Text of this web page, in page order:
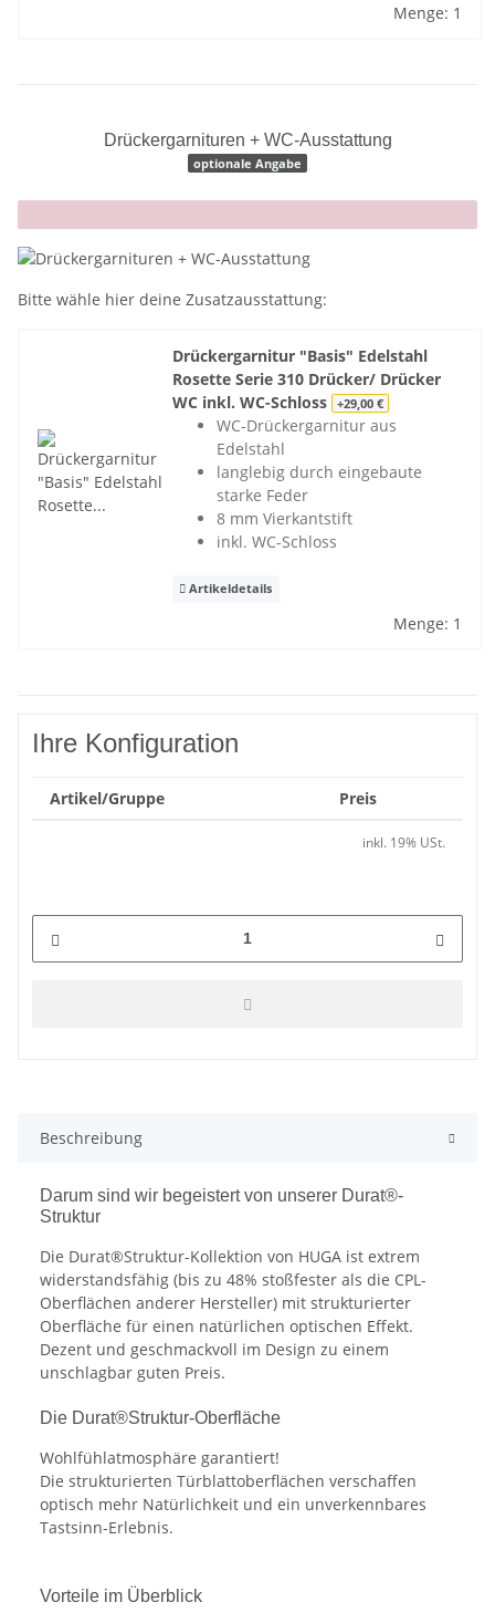
Menge: 1
Drückergarnituren + WC-Ausstattung
optionale Angabe
x
Bitte wähle hier deine Zusatzausstattung:
Drückergarnitur "Basis" Edelstahl
Rosette Serie 310 Drücker/ Drücker
WC inkl. WC-Schloss
+29,00 €
WC-Drückergarnitur aus
Edelstahl
langlebig durch eingebaute
starke Feder
8 mm Vierkantstift
inkl. WC-Schloss
Artikeldetails
Menge: 1
Ihre Konfiguration
Artikel/Gruppe Preis
inkl. 19% USt.
Beschreibung
Darum sind wir begeistert von unserer Durat®-
Struktur
Die Durat®Struktur-Kollektion von HUGA ist extrem
widerstandsfähig (bis zu 48% stoßfester als die CPL-
Oberflächen anderer Hersteller) mit strukturierter
Oberfläche für einen natürlichen optischen Effekt.
Dezent und geschmackvoll im Design zu einem
unschlagbar guten Preis.
Die Durat®Struktur-Oberfläche
Wohlfühlatmosphäre garantiert!
Die strukturierten Türblattoberflächen verschaffen
optisch mehr Natürlichkeit und ein unverkennbares
Tastsinn-Erlebnis.
Vorteile im Überblick